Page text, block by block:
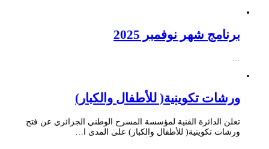
برنامج شهر نوفمبر 2025
ورشات تكوينية( للأطفال والكبار)
تعلن الدائرة الفنية لمؤسسة المسرح الوطني الجزائري عن فتح
ورشات تكوينية( للأطفال والكبار) على المدى ا…